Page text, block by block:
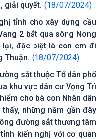
giải quyết. (18/07/2024)
tỉnh cho xây dựng cầu
2 bắt qua sông Nong
đặc biệt là con em đi
Thuận. (18/07/2024)
sắt thuộc Tổ dân phố
khu vực dân cư Vọng Trì
cho bà con Nhân dân
những năm gần đây
đường sắt thương tâm
kiến nghị với cơ quan